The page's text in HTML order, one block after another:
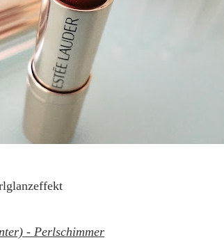
- Perlschimmer